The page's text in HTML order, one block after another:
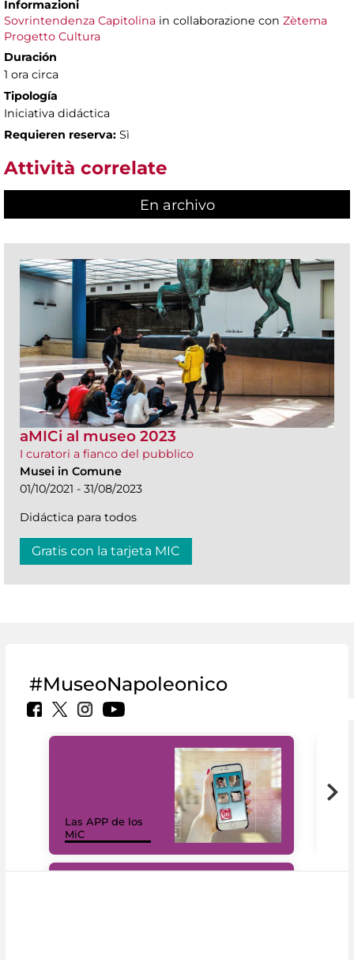
Informazioni
Sovrintendenza Capitolina in collaborazione con Zètema
Progetto Cultura
Duración
1 ora circa
Tipología
Iniciativa didáctica
Requieren reserva: Sì
Attività correlate
En archivo
aMICi al museo 2023
I curatori a fianco del pubblico
Musei in Comune
01/10/2021 - 31/08/2023
Didáctica para todos
Gratis con la tarjeta MIC
#MuseoNapoleonico
Las APP de los
MiC